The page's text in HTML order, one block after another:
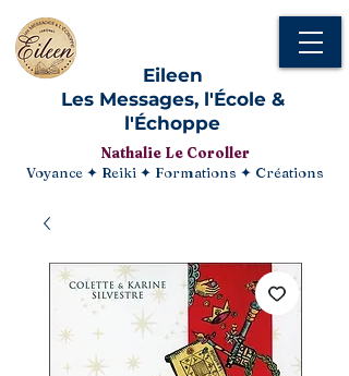
Eileen
Les Messages, l'École &
l'Échoppe
Nathalie Le Coroller
Voyance ✦ Reiki ✦ Formations ✦ Créations